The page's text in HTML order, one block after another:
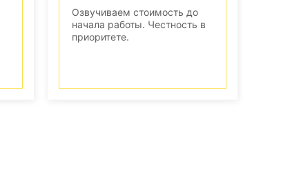
Озвучиваем стоимость до
начала работы. Честность в
приоритете.